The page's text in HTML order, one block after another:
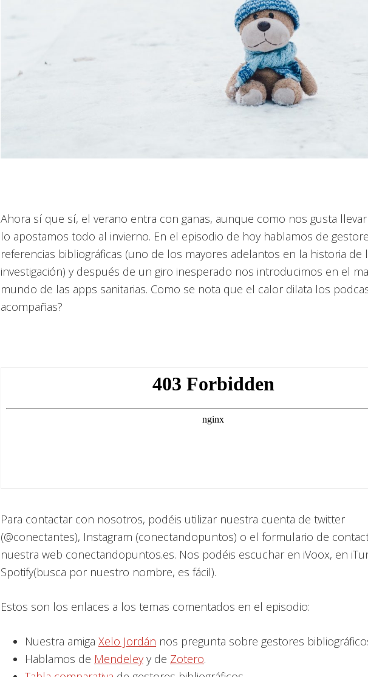
Ahora sí que sí, el verano entra con ganas, aunque como nos gusta
lo apostamos todo al invierno. En el episodio de hoy hablamos de
referencias bibliográficas (uno de los mayores adelantos en la historia de
investigación) y después de un giro inesperado nos introducimos en el
mundo de las apps sanitarias. Como se nota que el calor dilata los
acompañas?
Para contactar con nosotros, podéis utilizar nuestra cuenta de twitter
(@conectantes), Instagram (conectandopuntos) o el formulario de
nuestra web conectandopuntos.es. Nos podéis escuchar en iVoox, en
Spotify(busca por nuestro nombre, es fácil).
Estos son los enlaces a los temas comentados en el episodio:
Nuestra amiga Xelo Jordán nos pregunta sobre gestores
Hablamos de Mendeley y de Zotero.